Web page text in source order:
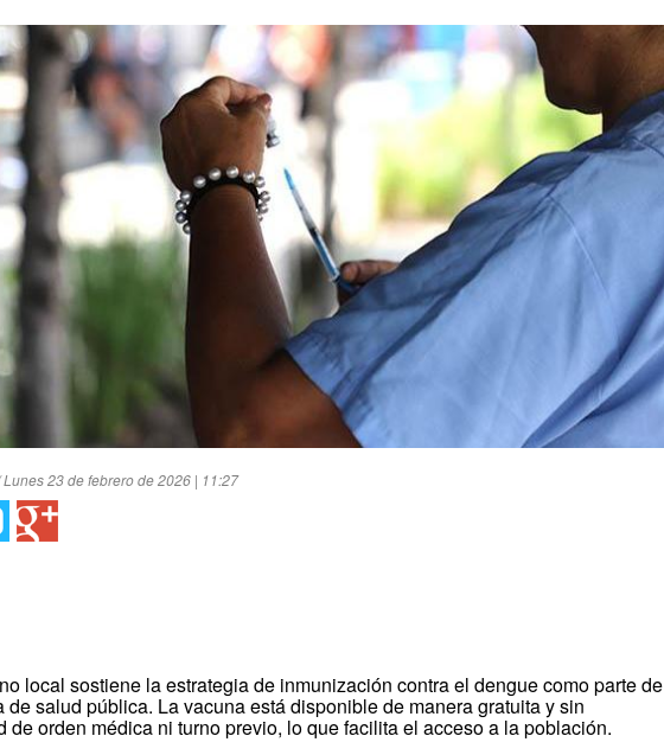
23 de febrero de 2026 | 11:27
local sostiene la estrategia de inmunización contra el dengue como parte de
de salud pública. La vacuna está disponible de manera gratuita y sin
de orden médica ni turno previo, lo que facilita el acceso a la población.